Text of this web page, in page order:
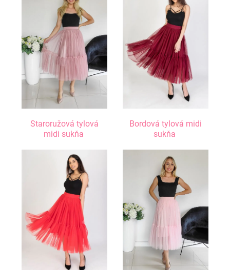
Staroružová tylová
midi sukňa
Bordová tylová midi
sukňa